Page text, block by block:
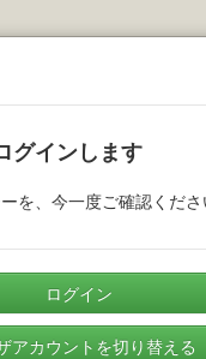
グインします
を、今一度ご確認くだ
ログイン
アカウントを切り替える